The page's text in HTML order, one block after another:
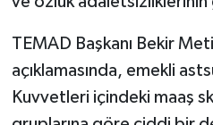
TEMAD Başkanı Bekir
açıklamasında, emekli
Kuvvetleri içindeki maaş